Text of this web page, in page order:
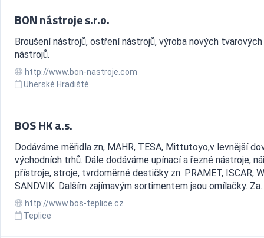
BON nástroje s.r.o.
Broušení nástrojů, ostření nástrojů, výroba nových tvarových
nástrojů.
http://www.bon-nastroje.com
Uherské Hradiště
BOS HK a.s.
Dodáváme měřidla zn, MAHR, TESA, Mittutoyo,v levnější
východních trhů. Dále dodáváme upínací a řezné nástroje,
přístroje, stroje, tvrdoměrné destičky zn. PRAMET, ISCAR,
SANDVIK: Dalším zajímavým sortimentem jsou omílačky.
http://www.bos-teplice.cz
Teplice